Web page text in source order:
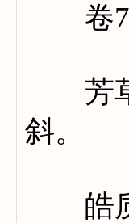
卷
芳草
斜。
皓质